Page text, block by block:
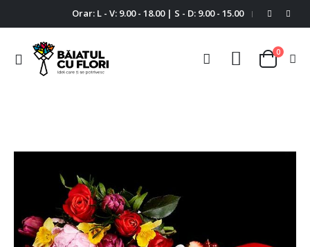
Orar: L - V: 9.00 - 18.00 | S - D: 9.00 - 15.00 |
Comutare
Cart
0
end